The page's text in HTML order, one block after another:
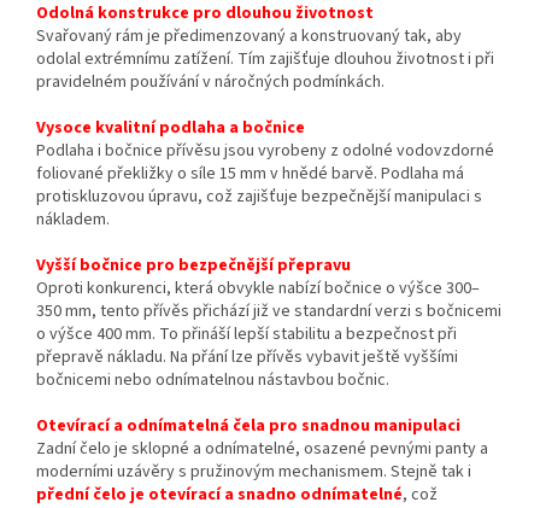
Odolná konstrukce pro dlouhou životnost
Svařovaný rám je předimenzovaný a konstruovaný tak, aby
odolal extrémnímu zatížení. Tím zajišťuje dlouhou životnost i při
pravidelném používání v náročných podmínkách.
Vysoce kvalitní podlaha a bočnice
Podlaha i bočnice přívěsu jsou vyrobeny z odolné vodovzdorné
foliované překližky o síle 15 mm v hnědé barvě. Podlaha má
protiskluzovou úpravu, což zajišťuje bezpečnější manipulaci s
nákladem.
Vyšší bočnice pro bezpečnější přepravu
Oproti konkurenci, která obvykle nabízí bočnice o výšce 300–
350 mm, tento přívěs přichází již ve standardní verzi s bočnicemi
o výšce 400 mm. To přináší lepší stabilitu a bezpečnost při
přepravě nákladu. Na přání lze přívěs vybavit ještě vyššími
bočnicemi nebo odnímatelnou nástavbou bočnic.
Otevírací a odnímatelná čela pro snadnou manipulaci
Zadní čelo je sklopné a odnímatelné, osazené pevnými panty a
moderními uzávěry s pružinovým mechanismem. Stejně tak i
přední čelo je otevírací a snadno odnímatelné, což